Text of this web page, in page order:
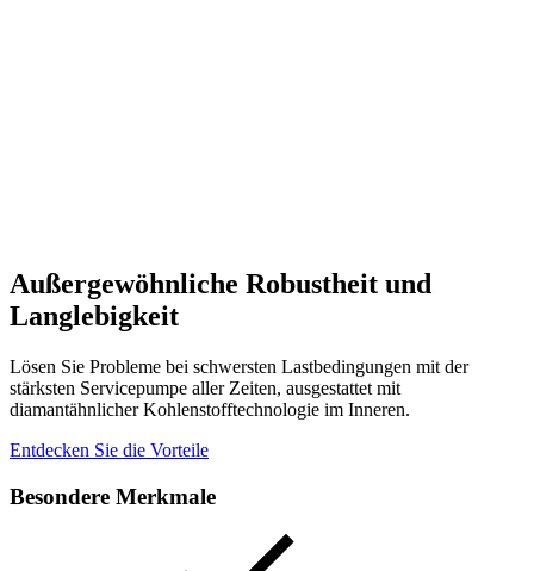
Außergewöhnliche Robustheit und
Langlebigkeit
Lösen Sie Probleme bei schwersten Lastbedingungen mit der
stärksten Servicepumpe aller Zeiten, ausgestattet mit
diamantähnlicher Kohlenstofftechnologie im Inneren.
Entdecken Sie die Vorteile
Besondere Merkmale